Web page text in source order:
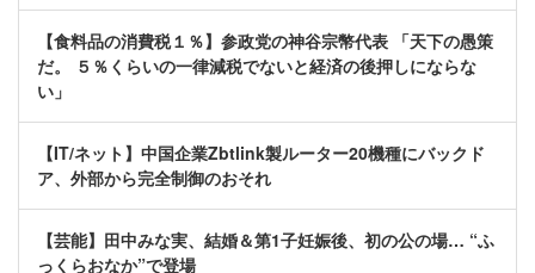
【食料品の消費税１％】参政党の神谷宗幣代表 「天下の愚策
だ。 ５％くらいの一律減税でないと経済の後押しにならな
い」
【IT/ネット】中国企業Zbtlink製ルーター20機種にバックド
ア、外部から完全制御のおそれ
【芸能】田中みな実、結婚＆第1子妊娠後、初の公の場… “ふ
っくらおなか”で登場